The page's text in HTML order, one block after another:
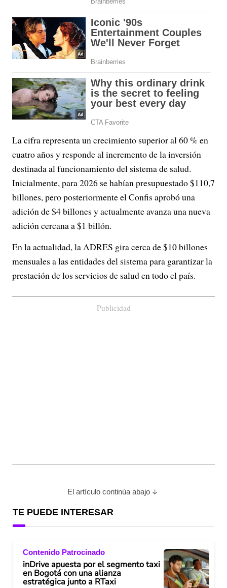
La cifra representa un crecimiento superior al 60 % en
cuatro años y responde al incremento de la inversión
destinada al funcionamiento del sistema de salud.
Inicialmente, para 2026 se habían presupuestado $110,7
billones, pero posteriormente el Confis aprobó una
adición de $4 billones y actualmente avanza una nueva
adición cercana a $1 billón.
En la actualidad, la ADRES gira cerca de $10 billones
mensuales a las entidades del sistema para garantizar la
prestación de los servicios de salud en todo el país.
Publicidad
El artículo continúa abajo
TE PUEDE INTERESAR
Contenido Patrocinado
inDrive apuesta por el segmento taxi
en Bogotá con una alianza
estratégica junto a RTaxi